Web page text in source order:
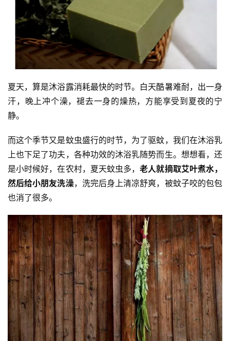
夏天，算是沐浴露消耗最快的时节。白天酷暑难耐，出一身
汗，晚上冲个澡，褪去一身的燥热，方能享受到夏夜的宁
静。
而这个季节又是蚊虫盛行的时节，为了驱蚊，我们在沐浴乳
上也下足了功夫，各种功效的沐浴乳随势而生。想想看，还
是小时候好，在农村，夏天蚊虫多，老人就摘取艾叶煮水，
然后给小朋友洗澡，洗完后身上清凉舒爽，被蚊子咬的包包
也消了很多。